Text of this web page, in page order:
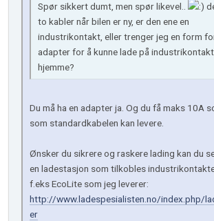
Spør sikkert dumt, men spør likevel..
to kabler når bilen er ny, er den ene en
industrikontakt, eller trenger jeg en form
adapter for å kunne lade på industrikontakt
hjemme?
Du må ha en adapter ja. Og du få maks 10A
som standardkabelen kan levere.
Ønsker du sikrere og raskere lading kan du
en ladestasjon som tilkobles
f.eks EcoLite som jeg leverer:
http://www.ladespesialisten.no/index.php/
er